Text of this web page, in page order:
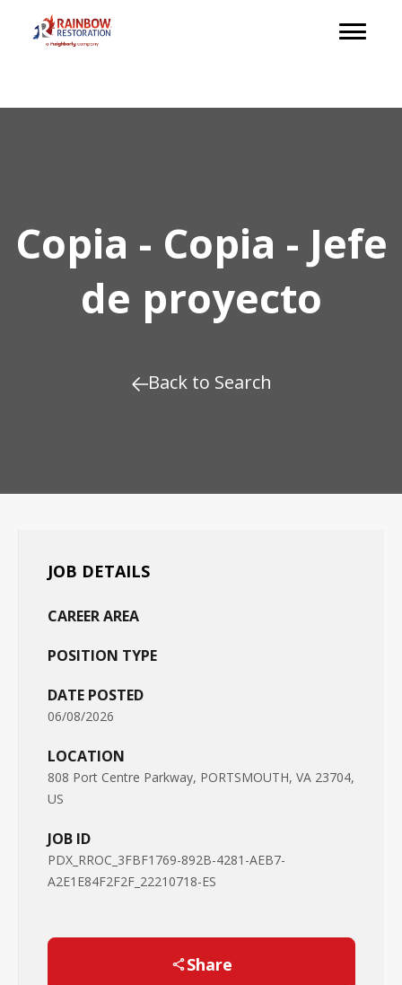
Copia - Copia - Jefe
de proyecto
Back to Search
JOB DETAILS
CAREER AREA
POSITION TYPE
DATE POSTED
06/08/2026
LOCATION
808 Port Centre Parkway, PORTSMOUTH, VA 23704,
US
JOB ID
PDX_RROC_3FBF1769-892B-4281-AEB7-
A2E1E84F2F2F_22210718-ES
Share